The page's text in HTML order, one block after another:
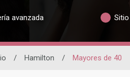
avanzada
/ Hamilton / Mayores de 40